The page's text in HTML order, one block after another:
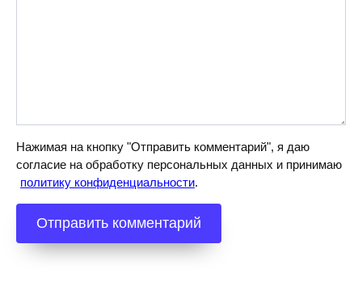
Нажимая на кнопку "Отправить комментарий", я даю
согласие на обработку персональных данных и принимаю
политику конфиденциальности.